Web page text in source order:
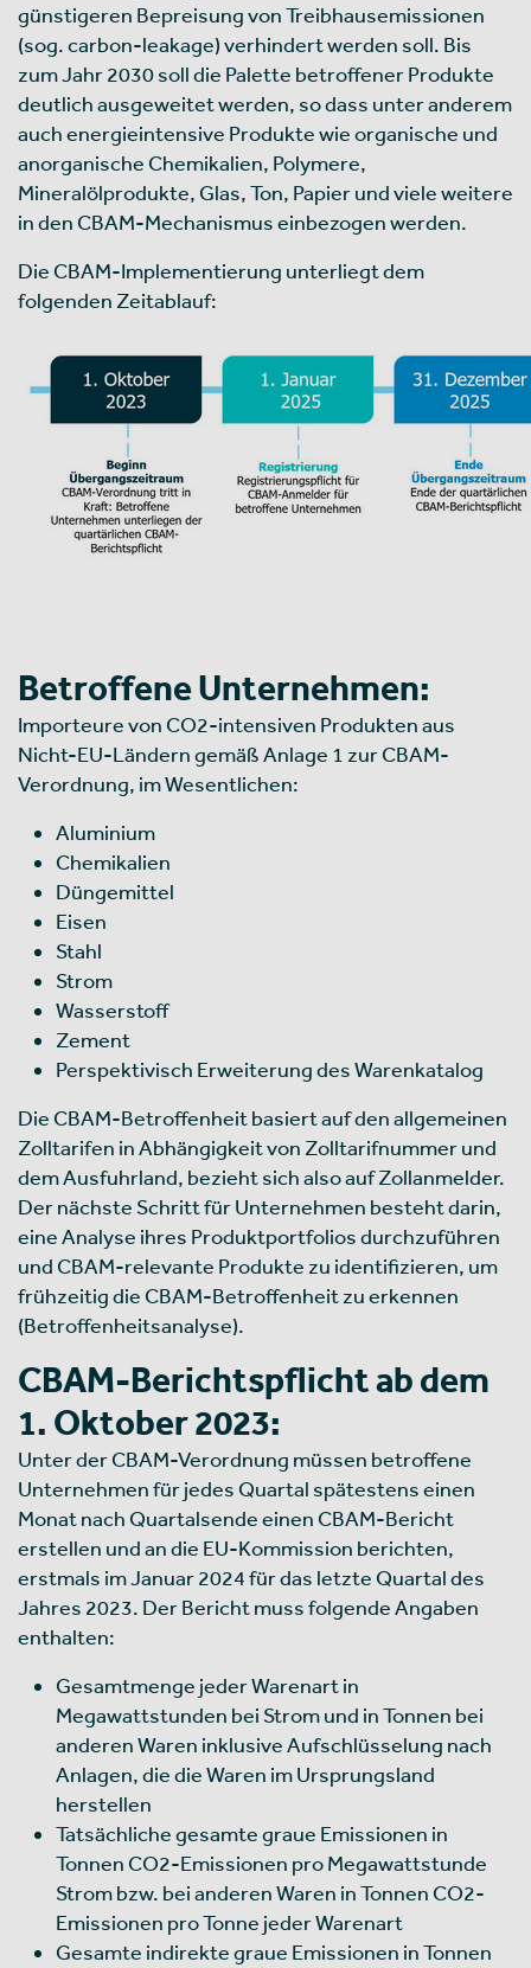
günstigeren Bepreisung von Treibhausemissionen
(sog. carbon-leakage) verhindert werden soll. Bis
zum Jahr 2030 soll die Palette betroffener Produkte
deutlich ausgeweitet werden, so dass unter anderem
auch energieintensive Produkte wie organische und
anorganische Chemikalien, Polymere,
Mineralölprodukte, Glas, Ton, Papier und viele weitere
in den CBAM-Mechanismus einbezogen werden.
Die CBAM-Implementierung unterliegt dem
folgenden Zeitablauf:
Betroffene Unternehmen:
Importeure von CO2-intensiven Produkten aus
Nicht-EU-Ländern gemäß Anlage 1 zur CBAM-
Verordnung, im Wesentlichen:
Aluminium
Chemikalien
Düngemittel
Eisen
Stahl
Strom
Wasserstoff
Zement
Perspektivisch Erweiterung des Warenkatalog
Die CBAM-Betroffenheit basiert auf den allgemeinen
Zolltarifen in Abhängigkeit von Zolltarifnummer und
dem Ausfuhrland, bezieht sich also auf Zollanmelder.
Der nächste Schritt für Unternehmen besteht darin,
eine Analyse ihres Produktportfolios durchzuführen
und CBAM-relevante Produkte zu identifizieren, um
frühzeitig die CBAM-Betroffenheit zu erkennen
(Betroffenheitsanalyse).
CBAM-Berichtspflicht ab dem
1. Oktober 2023:
Unter der CBAM-Verordnung müssen betroffene
Unternehmen für jedes Quartal spätestens einen
Monat nach Quartalsende einen CBAM-Bericht
erstellen und an die EU-Kommission berichten,
erstmals im Januar 2024 für das letzte Quartal des
Jahres 2023. Der Bericht muss folgende Angaben
enthalten:
Gesamtmenge jeder Warenart in
Megawattstunden bei Strom und in Tonnen bei
anderen Waren inklusive Aufschlüsselung nach
Anlagen, die die Waren im Ursprungsland
herstellen
Tatsächliche gesamte graue Emissionen in
Tonnen CO2-Emissionen pro Megawattstunde
Strom bzw. bei anderen Waren in Tonnen CO2-
Emissionen pro Tonne jeder Warenart
Gesamte indirekte graue Emissionen in Tonnen